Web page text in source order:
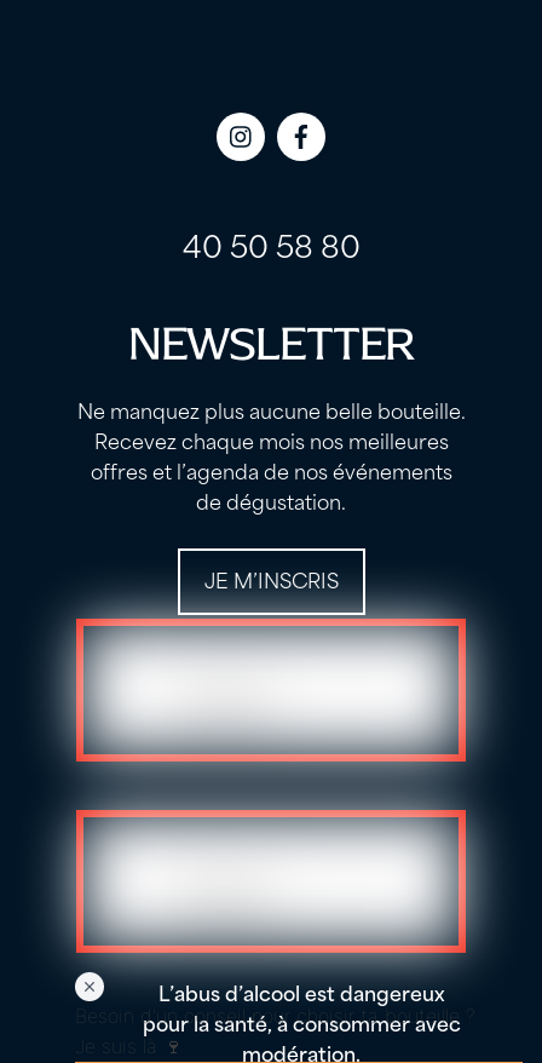
Icon
Icon
40 50 58 80
NEWSLETTER
Ne manquez plus aucune belle bouteille.
Recevez chaque mois nos meilleures
offres et l’agenda de nos événements
de dégustation.
JE M’INSCRIS
L’abus d’alcool est dangereux
pour la santé, à consommer avec
modération.
Besoin d'un conseil pour choisir ta bouteille ?
Je suis là 🍷